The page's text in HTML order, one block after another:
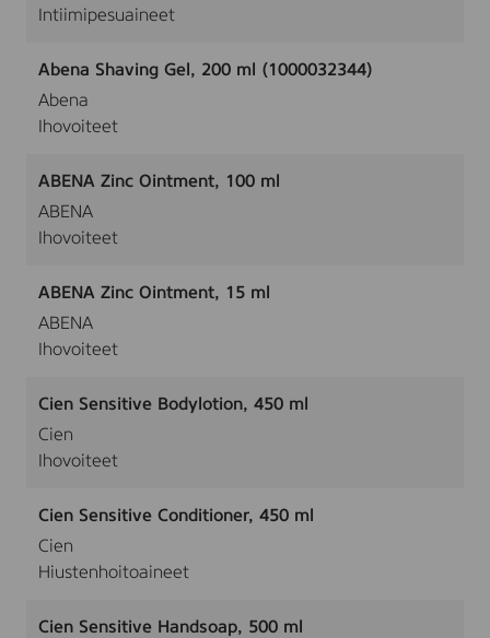
Intiimipesuaineet
Abena Shaving Gel, 200 ml (1000032344)
Abena
Ihovoiteet
ABENA Zinc Ointment, 100 ml
ABENA
Ihovoiteet
ABENA Zinc Ointment, 15 ml
ABENA
Ihovoiteet
Cien Sensitive Bodylotion, 450 ml
Cien
Ihovoiteet
Cien Sensitive Conditioner, 450 ml
Cien
Hiustenhoitoaineet
Cien Sensitive Handsoap, 500 ml